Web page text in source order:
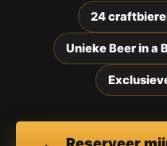
24
Unieke Beer in a